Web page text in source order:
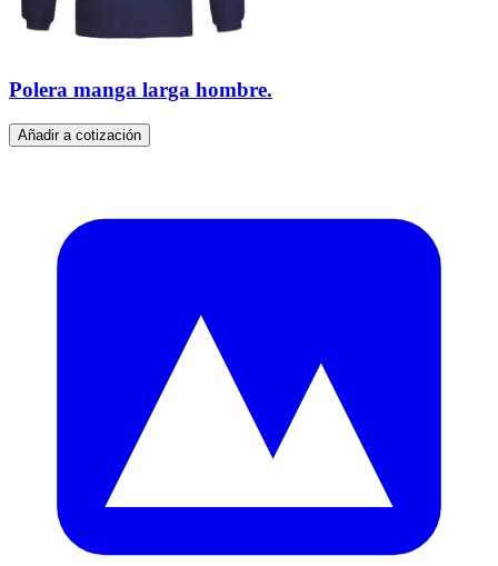
Polera manga larga hombre.
Añadir a cotización